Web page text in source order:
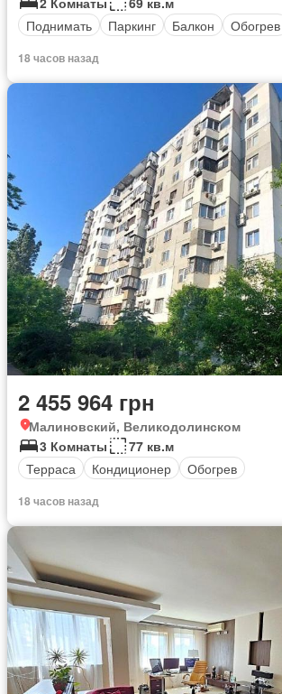
Поднимать
Паркинг Балкон Обогрев
18 часов назад
2 455 964 грн
Малиновский, Великодолинском
3 Комнаты
77 кв.м
Терраса
Кондиционер Обогрев
18 часов назад